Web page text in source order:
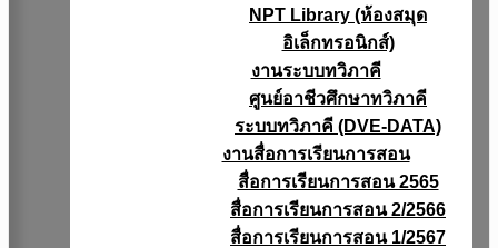
NPT Library (ห้องสมุด
อิเล็กทรอนิกส์)
งานระบบทวิภาคี
ศูนย์อาชีวศึกษาทวิภาคี
ระบบทวิภาคี (DVE-DATA)
งานสื่อการเรียนการสอน
สื่อการเรียนการสอน 2565
สื่อการเรียนการสอน 2/2566
สื่อการเรียนการสอน 1/2567